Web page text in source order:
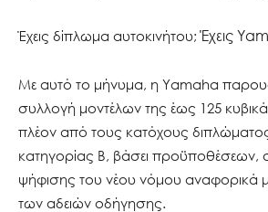
Έχεις δίπλωμα αυτοκινήτου;Έχεις
Με αυτό το μήνυμα, η Yamaha
συλλογή μοντέλων της έως 125
πλέον από τους κατόχους
κατηγορίας Β, βάσει προϋποθέσεων,
ψήφισης του νέου νόμου αναφορικά
των αδειών οδήγησης.